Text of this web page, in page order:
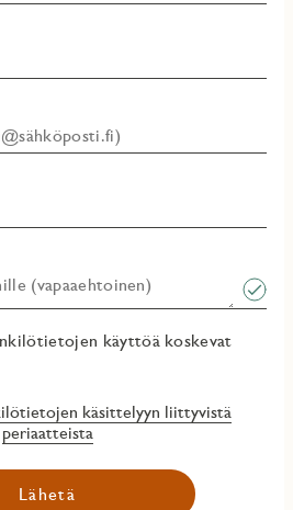
(vapaaehtoinen)​
käyttöä koskevat
käsittelyyn liittyvistä
periaatteista
Lähetä